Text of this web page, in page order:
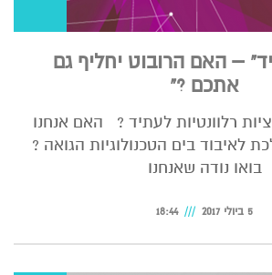
– האם הרובוט יחליף גם
אתכם ?"
רלוונטיות לעתיד ? האם אנחנו
לאיבוד בים הטכנולוגיות הגואה ?
בואו נודה שאנחנו
5 ביולי 2017 18:44